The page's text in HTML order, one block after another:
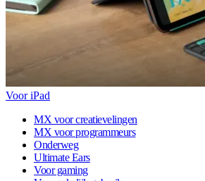
Voor iPad
MX voor creatievelingen
MX voor programmeurs
Onderweg
Ultimate Ears
Voor gaming